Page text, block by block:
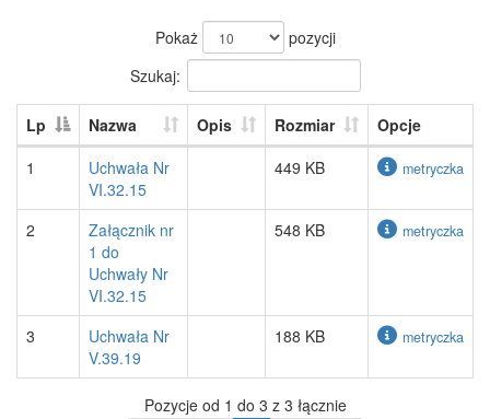
Pokaż
pozycji
Szukaj:
Lp Nazwa Opis Rozmiar
Opcje
1
Uchwała Nr
VI.32.15
449 KB metryczka
2
Załącznik nr
1 do
Uchwały Nr
VI.32.15
548 KB metryczka
3
Uchwała Nr
V.39.19
188 KB metryczka
Pozycje od 1 do 3 z 3 łącznie